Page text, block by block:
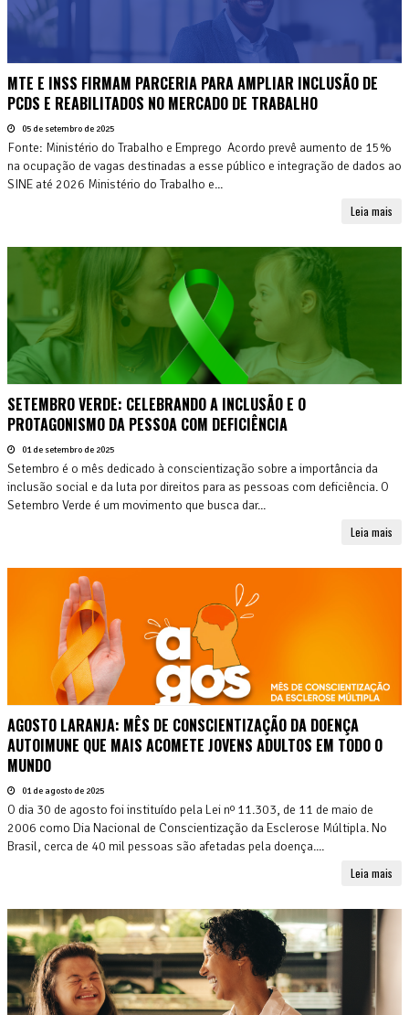
MTE E INSS FIRMAM PARCERIA PARA AMPLIAR INCLUSÃO DE
PCDS E REABILITADOS NO MERCADO DE TRABALHO
05 de setembro de 2025
Fonte: Ministério do Trabalho e Emprego Acordo prevê aumento de 15%
na ocupação de vagas destinadas a esse público e integração de dados ao
SINE até 2026 Ministério do Trabalho e...
Leia mais
SETEMBRO VERDE: CELEBRANDO A INCLUSÃO E O
PROTAGONISMO DA PESSOA COM DEFICIÊNCIA
01 de setembro de 2025
Setembro é o mês dedicado à conscientização sobre a importância da
inclusão social e da luta por direitos para as pessoas com deficiência. O
Setembro Verde é um movimento que busca dar...
Leia mais
AGOSTO LARANJA: MÊS DE CONSCIENTIZAÇÃO DA DOENÇA
AUTOIMUNE QUE MAIS ACOMETE JOVENS ADULTOS EM TODO O
MUNDO
01 de agosto de 2025
O dia 30 de agosto foi instituído pela Lei nº 11.303, de 11 de maio de
2006 como Dia Nacional de Conscientização da Esclerose Múltipla. No
Brasil, cerca de 40 mil pessoas são afetadas pela doença....
Leia mais